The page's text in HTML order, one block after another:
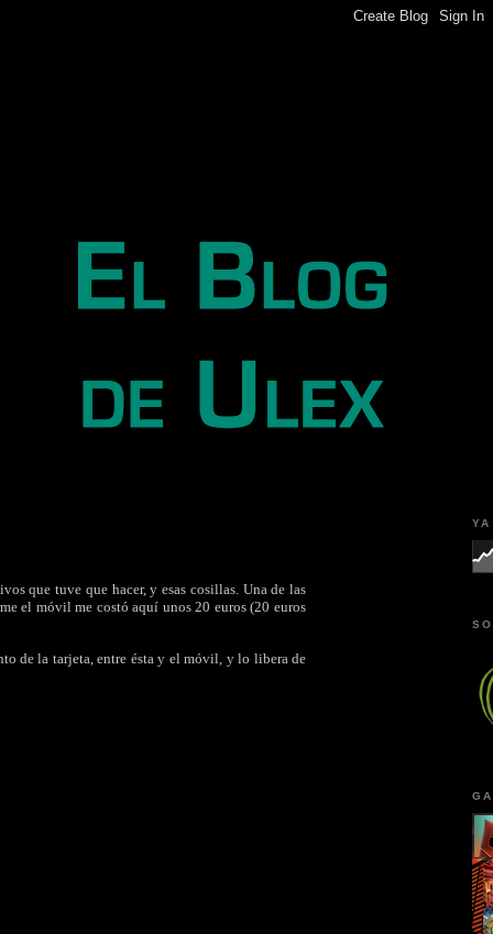
que tuve que hacer, y esas cosillas. Una de las
el móvil me costó aquí unos 20 euros (20 euros
de la tarjeta, entre ésta y el móvil, y lo libera de